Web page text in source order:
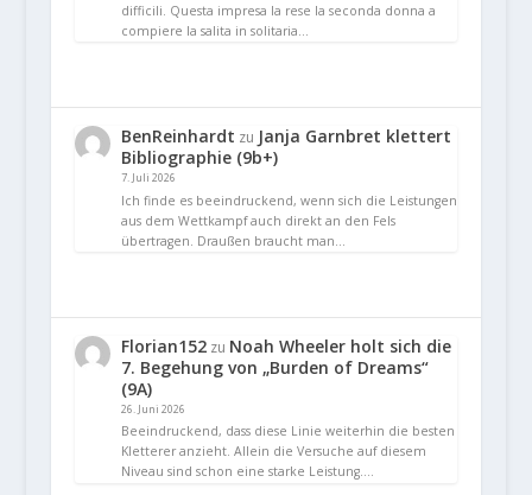
difficili. Questa impresa la rese la seconda donna a
compiere la salita in solitaria…
BenReinhardt zu Janja Garnbret klettert
Bibliographie (9b+)
7. Juli 2026
Ich finde es beeindruckend, wenn sich die Leistungen
aus dem Wettkampf auch direkt an den Fels
übertragen. Draußen braucht man…
Florian152zu Noah Wheeler holt sich die
7. Begehung von „Burden of Dreams“
(9A)
26. Juni 2026
Beeindruckend, dass diese Linie weiterhin die besten
Kletterer anzieht. Allein die Versuche auf diesem
Niveau sind schon eine starke Leistung.…